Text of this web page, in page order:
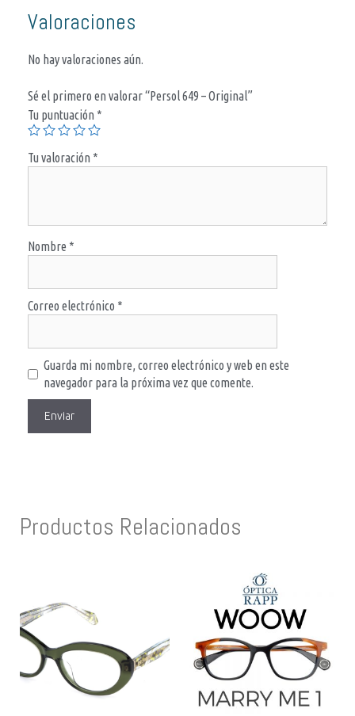
Valoraciones
No hay valoraciones aún.
Sé el primero en valorar “Persol 649 – Original”
Tu puntuación *
Tu valoración *
Nombre *
Correo electrónico *
Guarda mi nombre, correo electrónico y web en este
navegador para la próxima vez que comente.
Productos Relacionados